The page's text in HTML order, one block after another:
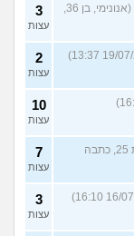
(אנונימי, בן 36,
3
עצות
2
עצות
10
עצות
(נהגת לחוצה, בת 25, כתבה
7
עצות
3
עצות